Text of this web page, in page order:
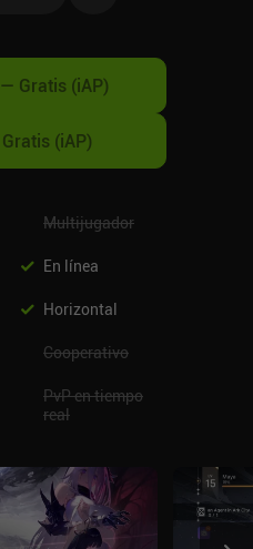
— Gratis (iAP)
Gratis (iAP)
Multijugador
En línea
Horizontal
Cooperativo
PvP en tiempo
real